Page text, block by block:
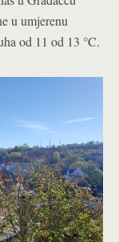
u umjerenu
od 11 od 13 °C.